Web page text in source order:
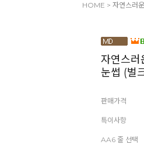
HOME > 자연스러
자연스러
눈썹 (벌
판매가격
특이사항
AA6 줄 선택